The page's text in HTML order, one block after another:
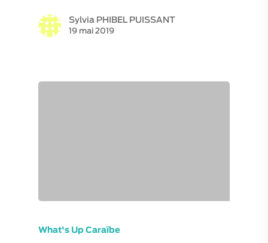
Sylvia PHIBEL PUISSANT
19 mai 2019
What's Up Caraïbe